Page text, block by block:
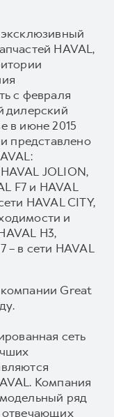
HAVAL,
с февраля
дилерский
в июне 2015
представлено
JOLION,
F7 и HAVAL
HAVAL CITY,
и
H3,
– в сети HAVAL
Great
сеть
Компания
ряд
отвечающих